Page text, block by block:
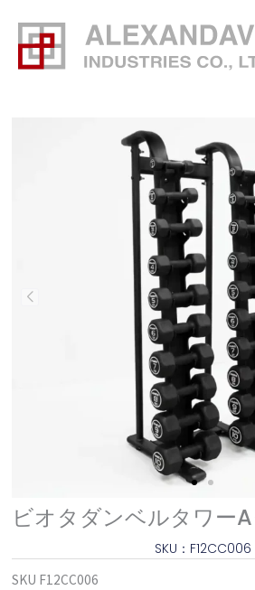
ビオタダンベルタワー
SKU：F12CC006
SKU F12CC006